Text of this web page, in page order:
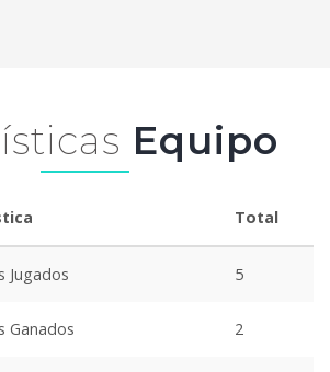
Equipo
Total
Jugados 5
Ganados 2